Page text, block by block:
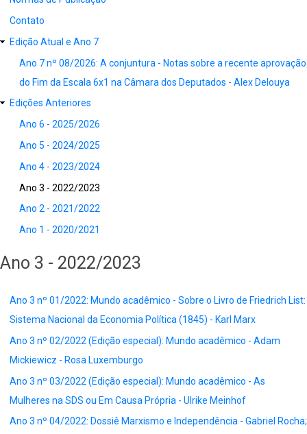
Contato
Edição Atual e Ano 7
Ano 7 nº 08/2026: A conjuntura - Notas sobre a recente aprovação
do Fim da Escala 6x1 na Câmara dos Deputados - Alex Delouya
Edições Anteriores
Ano 6 - 2025/2026
Ano 5 - 2024/2025
Ano 4 - 2023/2024
Ano 3 - 2022/2023
Ano 2 - 2021/2022
Ano 1 - 2020/2021
Ano 3 - 2022/2023
Ano 3 nº 01/2022: Mundo acadêmico - Sobre o Livro de Friedrich List:
Sistema Nacional da Economia Política (1845) - Karl Marx
Ano 3 nº 02/2022 (Edição especial): Mundo acadêmico - Adam
Mickiewicz - Rosa Luxemburgo
Ano 3 nº 03/2022 (Edição especial): Mundo acadêmico - As
Mulheres na SDS ou Em Causa Própria - Ulrike Meinhof
Ano 3 nº 04/2022: Dossiê Marxismo e Independência - Gabriel Rocha;